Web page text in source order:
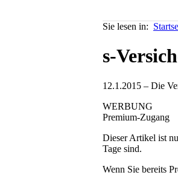
Sie lesen in:
s-
12.1.2015 – Die
WERBUNG
Premium-Zugang
Dieser Artikel ist
Tage sind.
Wenn Sie bereits